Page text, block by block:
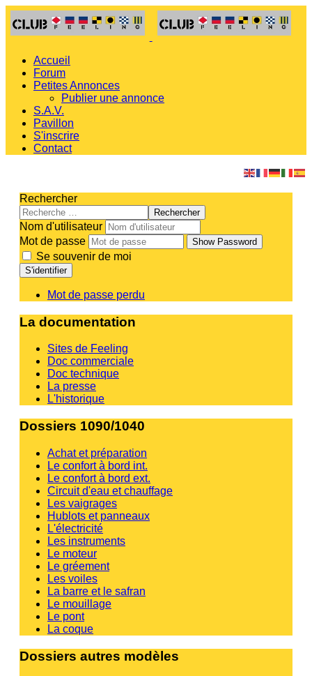
Accueil
Forum
Petites Annonces
Publier une annonce
S.A.V.
Pavillon
S'inscrire
Contact
Rechercher
Rechercher
Nom d'utilisateur
Mot de passe
Show Password
Se souvenir de moi
S'identifier
Mot de passe perdu
La documentation
Sites de Feeling
Doc commerciale
Doc technique
La presse
L'historique
Dossiers 1090/1040
Achat et préparation
Le confort à bord int.
Le confort à bord ext.
Circuit d'eau et chauffage
Les vaigrages
Hublots et panneaux
L'électricité
Les instruments
Le moteur
Le gréement
Les voiles
La barre et le safran
Le mouillage
Le pont
La coque
Dossiers autres modèles